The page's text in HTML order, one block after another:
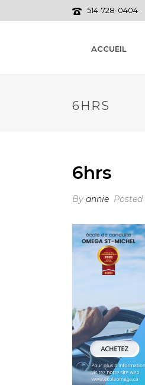
514-728-0404
ACCUEIL
6HRS
6hrs
By annie Posted